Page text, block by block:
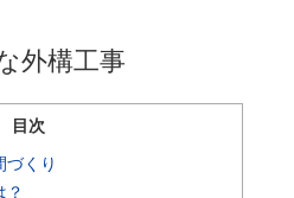
外構工事
目次
づくり
？